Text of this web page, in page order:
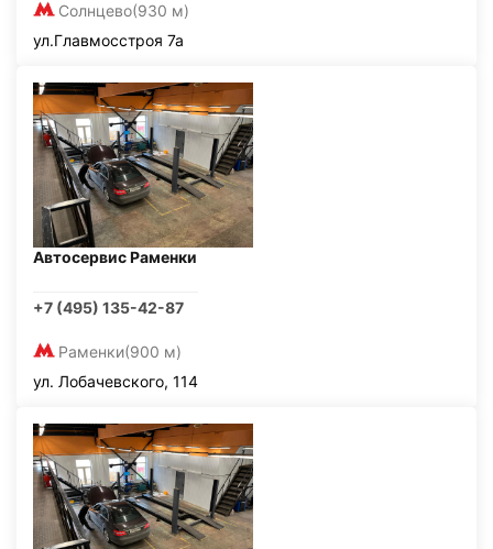
Солнцево(930 м)
ул.Главмосстроя 7а
Автосервис Раменки
+7 (495) 135-42-87
Раменки(900 м)
ул. Лобачевского, 114